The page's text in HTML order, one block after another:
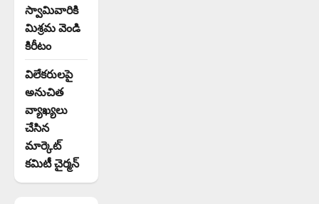
స్వామివారికి
మిశ్రమ వెండి
కిరీటం
విలేకరులపై
అనుచిత
వ్యాఖ్యలు
చేసిన
మార్కెట్
కమిటీ చైర్మన్‌